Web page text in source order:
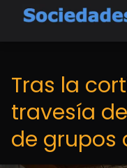
Tras la
travesía
de grupos